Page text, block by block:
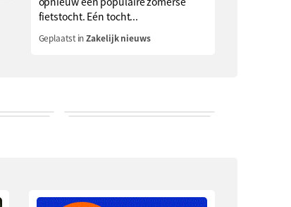
fietstocht. Eén tocht...
Geplaatst inZakelijk nieuws